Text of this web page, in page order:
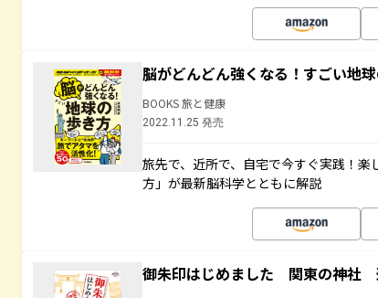
脳がどんどん強くなる！すごい地
BOOKS 旅と健康
2022.11.25 発売
旅先で、近所で、自宅で今すぐ実践！
方」が最新脳科学とともに解説
御朱印はじめました 関東の神社